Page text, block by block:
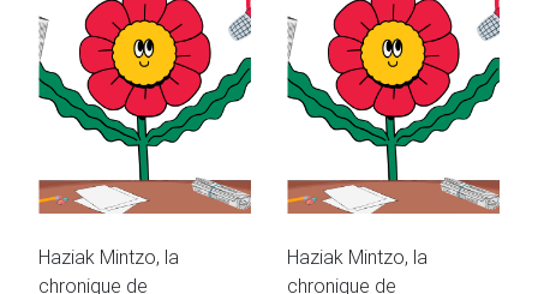
Haziak Mintzo, la
chronique de
Haziak Mintzo, la
chronique de